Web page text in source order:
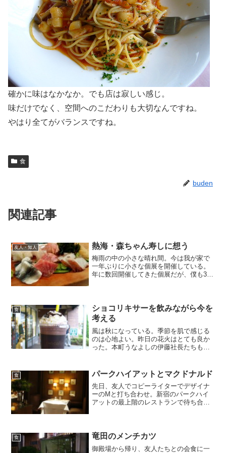
確かに味はなかなか。でも店は寂しい感じ。
味だけでなく、空間へのこだわりも大切なんですね。
やはり全てがバランスですね。
食
buden
関連記事
友人・知人 熱海・森ちゃん寿しに想う
梅雨の中の小さな晴れ間。今は我が家で
一年ぶりに小さな個展を開催している。
年に数回開催してきた個展だが、僕も39
となく一年ぶりに個展...
食
ショコリキサーを飲みながら今を
考える
風は秋になっている。季節を肌で感じる
のは心地よい。昨日の花火はとても良か
った。本町うなよしの伊藤社長たちも大
ける。この数日、僕がゴディバのショコ
リキサーを飲みたいのを考...
食 パークハイアットとマクドナルド
先日、友人でコピーライターでデザイナ
ーのMと打ち合わせ。新宿のパークハイ
アットの最上階のレストランで待ち合わ
ドハイアットのカフェで』...
食 竜田のメンチカツ
御殿場から帰り、友人たちとの会食に一